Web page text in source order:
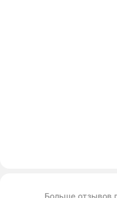
Больше отзывов